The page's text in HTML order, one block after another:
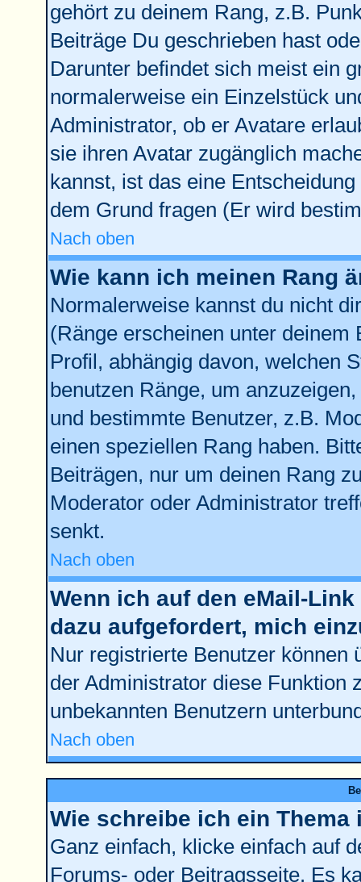
gehört zu deinem Rang, z.B.
Beiträge Du geschrieben hast
Darunter befindet sich meist ein
normalerweise ein Einzelstück
Administrator, ob er Avatare
sie ihren Avatar zugänglich
kannst, ist das eine
dem Grund fragen (Er wird
Nach oben
Wie kann ich meinen Rang
Normalerweise kannst du nicht
(Ränge erscheinen unter deinem
Profil, abhängig davon, welchen
benutzen Ränge, um
und bestimmte Benutzer, z.B.
einen speziellen Rang haben.
Beiträgen, nur um deinen Rang
Moderator oder Administrator
senkt.
Nach oben
Wenn ich auf den eMail-
dazu aufgefordert, mich
Nur registrierte Benutzer können
der Administrator diese Funktion
unbekannten Benutzern
Nach oben
Wie schreibe ich ein Thema
Ganz einfach, klicke einfach auf
Forums- oder Beitragsseite. Es